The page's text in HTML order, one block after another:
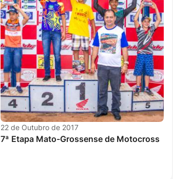
22 de Outubro de 2017
7ª Etapa Mato-Grossense de Motocross